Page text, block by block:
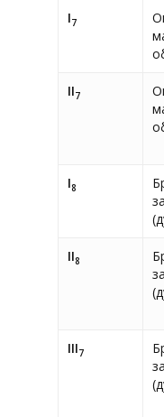
I7
II7
I8
II8
III7